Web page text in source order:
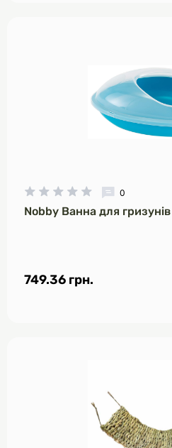
0
Nobby Ванна для
749.36 грн.